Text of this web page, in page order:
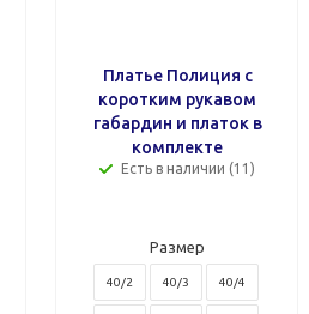
Платье Полиция с
коротким рукавом
габардин и платок в
комплекте
Есть в наличии (11)
Размер
40/2 40/3 40/4